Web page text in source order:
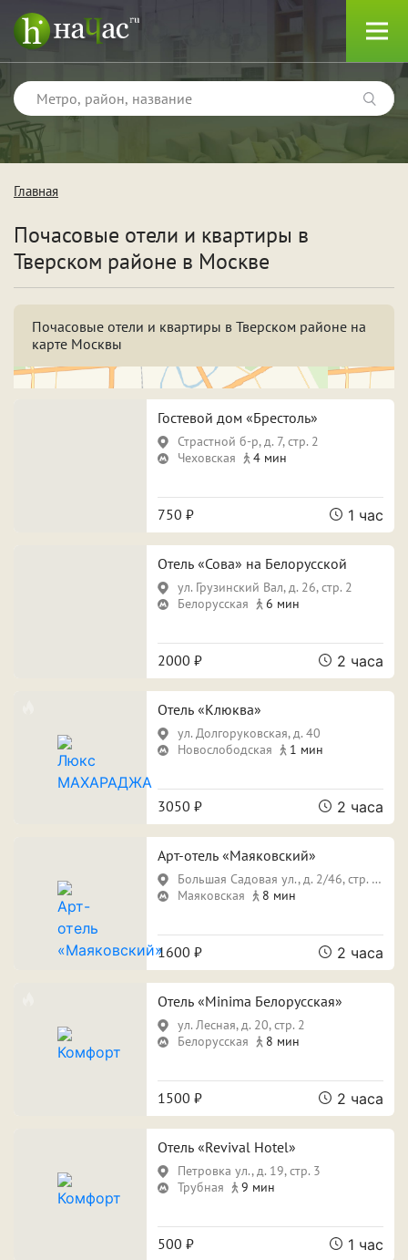
Тип
Квартиры
Поспать и отдохнуть
Для новобрачных
Фотосессия
Срок аренды
ПРИМЕНИТЬ ФИЛЬТРЫ ЗАКРЫТЬ
Главная
Почасовые отели и квартиры в
Тверском районе в Москве
Почасовые отели и квартиры в Тверском районе на
карте Москвы
Гостевой дом «Брестоль»
Страстной б-р, д. 7, стр. 2
Чеховская
4 мин
750 ₽ 1 час
Отель «Сова» на Белорусской
ул. Грузинский Вал, д. 26, стр. 2
Белорусская
6 мин
2000 ₽ 2 часа
Отель «Клюква»
ул. Долгоруковская, д. 40
Новослободская
1 мин
3050 ₽ 2 часа
Арт-отель «Маяковский»
Большая Садовая ул., д. 2/46, стр. 1, этаж 3
Маяковская
8 мин
1600 ₽ 2 часа
Отель «Minima Белорусская»
ул. Лесная, д. 20, стр. 2
Белорусская
8 мин
1500 ₽ 2 часа
Отель «Revival Hotel»
Петровка ул., д. 19, стр. 3
Трубная
9 мин
500 ₽ 1 час